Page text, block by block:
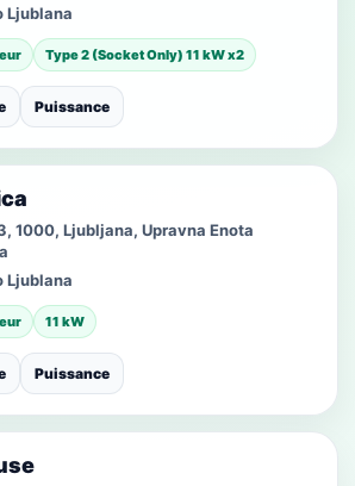
Ljublana
Type 2 (Socket Only) 11 kW x2
Puissance
1000, Ljubljana, Upravna Enota
Ljublana
11 kW
Puissance